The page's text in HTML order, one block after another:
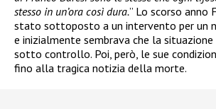
stesso in un’ora così dura.” Lo scorso anno
stato sottoposto a un intervento per un
e inizialmente sembrava che la
sotto controllo. Poi, però, le sue
fino alla tragica notizia della morte.